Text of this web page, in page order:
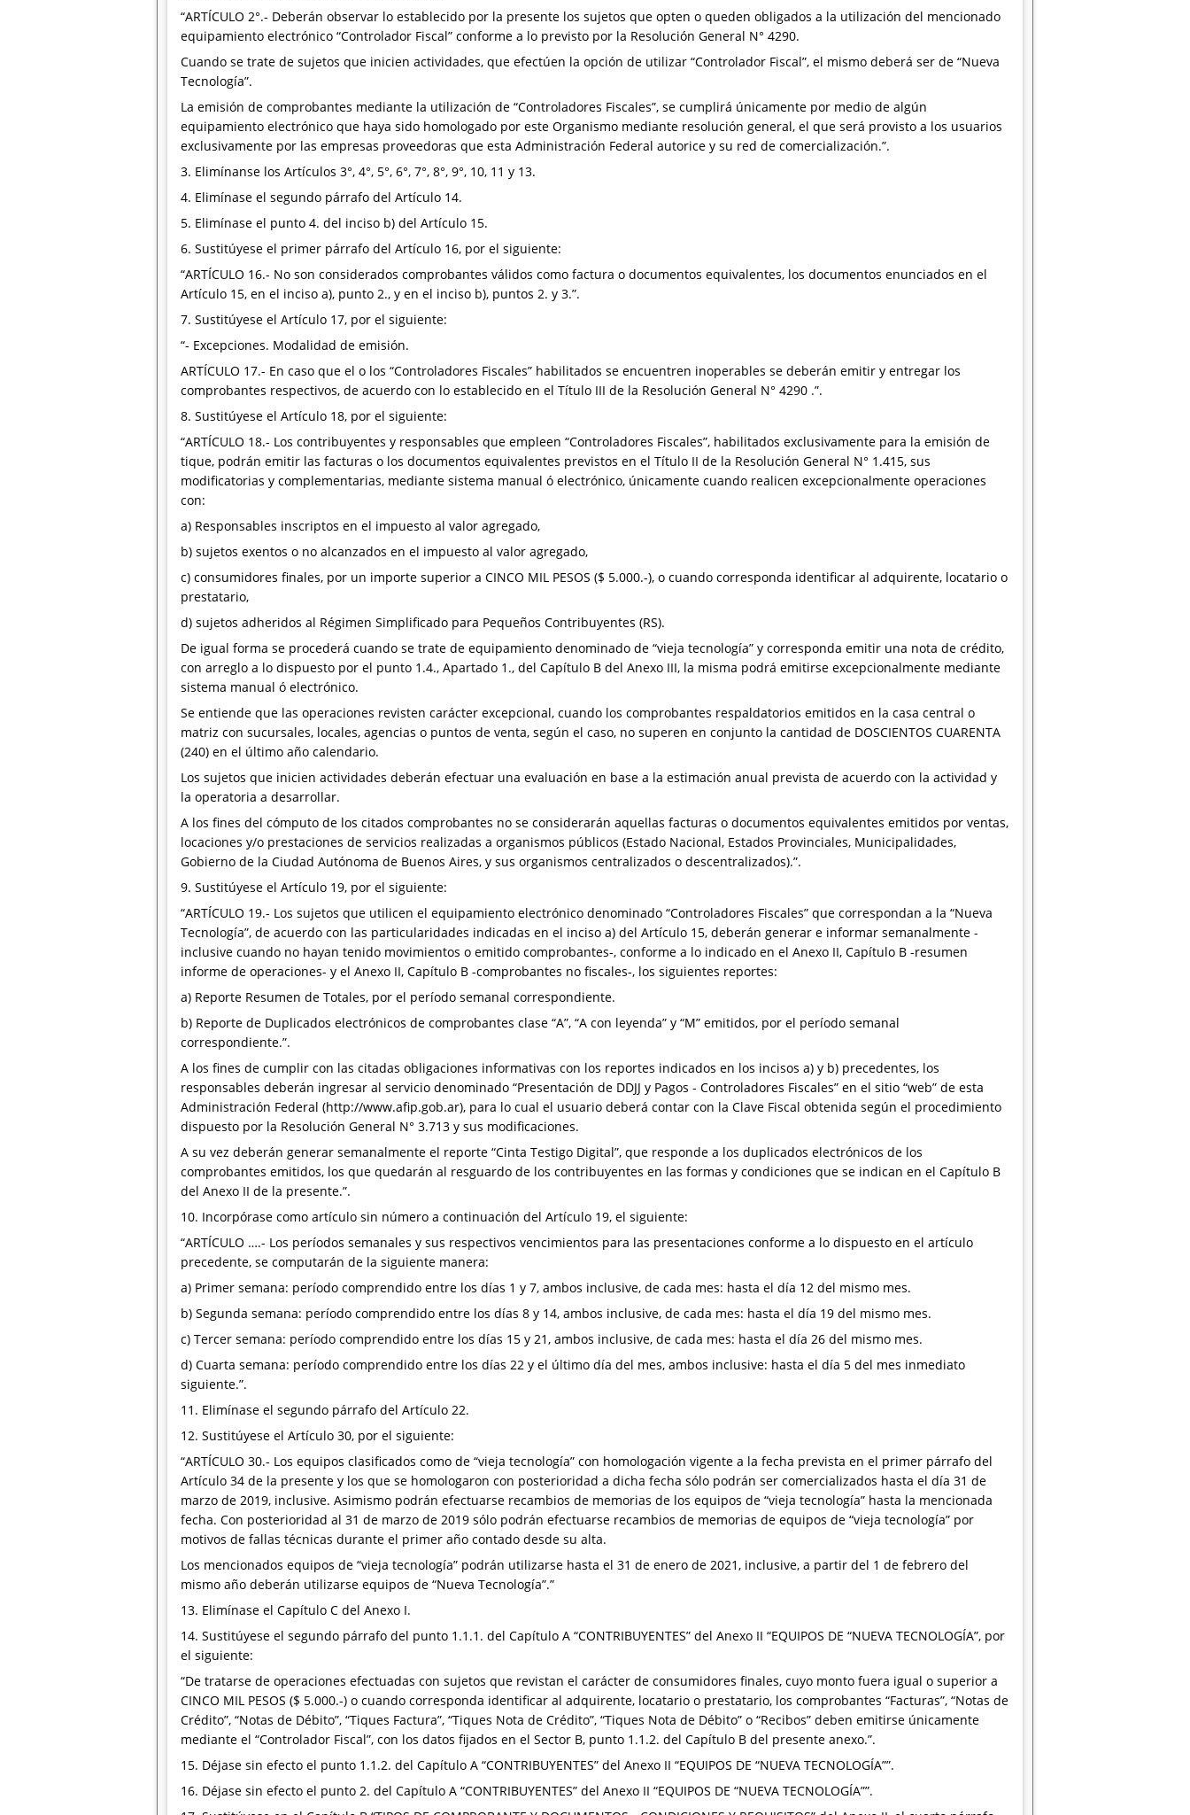
“ARTÍCULO 2°.- Deberán observar lo establecido por la presente los sujetos que opten o queden obligados a la utilización del mencionado
equipamiento electrónico “Controlador Fiscal” conforme a lo previsto por la Resolución General N° 4290.
Cuando se trate de sujetos que inicien actividades, que efectúen la opción de utilizar “Controlador Fiscal”, el mismo deberá ser de “Nueva
Tecnología”.
La emisión de comprobantes mediante la utilización de “Controladores Fiscales”, se cumplirá únicamente por medio de algún
equipamiento electrónico que haya sido homologado por este Organismo mediante resolución general, el que será provisto a los usuarios
exclusivamente por las empresas proveedoras que esta Administración Federal autorice y su red de comercialización.”.
3. Elimínanse los Artículos 3°, 4°, 5°, 6°, 7°, 8°, 9°, 10, 11 y 13.
4. Elimínase el segundo párrafo del Artículo 14.
5. Elimínase el punto 4. del inciso b) del Artículo 15.
6. Sustitúyese el primer párrafo del Artículo 16, por el siguiente:
“ARTÍCULO 16.- No son considerados comprobantes válidos como factura o documentos equivalentes, los documentos enunciados en el
Artículo 15, en el inciso a), punto 2., y en el inciso b), puntos 2. y 3.”.
7. Sustitúyese el Artículo 17, por el siguiente:
“- Excepciones. Modalidad de emisión.
ARTÍCULO 17.- En caso que el o los “Controladores Fiscales” habilitados se encuentren inoperables se deberán emitir y entregar los
comprobantes respectivos, de acuerdo con lo establecido en el Título III de la Resolución General N° 4290 .”.
8. Sustitúyese el Artículo 18, por el siguiente:
“ARTÍCULO 18.- Los contribuyentes y responsables que empleen “Controladores Fiscales”, habilitados exclusivamente para la emisión de
tique, podrán emitir las facturas o los documentos equivalentes previstos en el Título II de la Resolución General N° 1.415, sus
modificatorias y complementarias, mediante sistema manual ó electrónico, únicamente cuando realicen excepcionalmente operaciones
con:
a) Responsables inscriptos en el impuesto al valor agregado,
b) sujetos exentos o no alcanzados en el impuesto al valor agregado,
c) consumidores finales, por un importe superior a CINCO MIL PESOS ($ 5.000.-), o cuando corresponda identificar al adquirente, locatario o
prestatario,
d) sujetos adheridos al Régimen Simplificado para Pequeños Contribuyentes (RS).
De igual forma se procederá cuando se trate de equipamiento denominado de “vieja tecnología” y corresponda emitir una nota de crédito,
con arreglo a lo dispuesto por el punto 1.4., Apartado 1., del Capítulo B del Anexo III, la misma podrá emitirse excepcionalmente mediante
sistema manual ó electrónico.
Se entiende que las operaciones revisten carácter excepcional, cuando los comprobantes respaldatorios emitidos en la casa central o
matriz con sucursales, locales, agencias o puntos de venta, según el caso, no superen en conjunto la cantidad de DOSCIENTOS CUARENTA
(240) en el último año calendario.
Los sujetos que inicien actividades deberán efectuar una evaluación en base a la estimación anual prevista de acuerdo con la actividad y
la operatoria a desarrollar.
A los fines del cómputo de los citados comprobantes no se considerarán aquellas facturas o documentos equivalentes emitidos por ventas,
locaciones y/o prestaciones de servicios realizadas a organismos públicos (Estado Nacional, Estados Provinciales, Municipalidades,
Gobierno de la Ciudad Autónoma de Buenos Aires, y sus organismos centralizados o descentralizados).”.
9. Sustitúyese el Artículo 19, por el siguiente:
“ARTÍCULO 19.- Los sujetos que utilicen el equipamiento electrónico denominado “Controladores Fiscales” que correspondan a la “Nueva
Tecnología”, de acuerdo con las particularidades indicadas en el inciso a) del Artículo 15, deberán generar e informar semanalmente -
inclusive cuando no hayan tenido movimientos o emitido comprobantes-, conforme a lo indicado en el Anexo II, Capítulo B -resumen
informe de operaciones- y el Anexo II, Capítulo B -comprobantes no fiscales-, los siguientes reportes:
a) Reporte Resumen de Totales, por el período semanal correspondiente.
b) Reporte de Duplicados electrónicos de comprobantes clase “A”, “A con leyenda” y “M” emitidos, por el período semanal
correspondiente.”.
A los fines de cumplir con las citadas obligaciones informativas con los reportes indicados en los incisos a) y b) precedentes, los
responsables deberán ingresar al servicio denominado “Presentación de DDJJ y Pagos - Controladores Fiscales” en el sitio “web” de esta
Administración Federal (http://www.afip.gob.ar), para lo cual el usuario deberá contar con la Clave Fiscal obtenida según el procedimiento
dispuesto por la Resolución General N° 3.713 y sus modificaciones.
A su vez deberán generar semanalmente el reporte “Cinta Testigo Digital”, que responde a los duplicados electrónicos de los
comprobantes emitidos, los que quedarán al resguardo de los contribuyentes en las formas y condiciones que se indican en el Capítulo B
del Anexo II de la presente.”.
10. Incorpórase como artículo sin número a continuación del Artículo 19, el siguiente:
“ARTÍCULO ….- Los períodos semanales y sus respectivos vencimientos para las presentaciones conforme a lo dispuesto en el artículo
precedente, se computarán de la siguiente manera:
a) Primer semana: período comprendido entre los días 1 y 7, ambos inclusive, de cada mes: hasta el día 12 del mismo mes.
b) Segunda semana: período comprendido entre los días 8 y 14, ambos inclusive, de cada mes: hasta el día 19 del mismo mes.
c) Tercer semana: período comprendido entre los días 15 y 21, ambos inclusive, de cada mes: hasta el día 26 del mismo mes.
d) Cuarta semana: período comprendido entre los días 22 y el último día del mes, ambos inclusive: hasta el día 5 del mes inmediato
siguiente.”.
11. Elimínase el segundo párrafo del Artículo 22.
12. Sustitúyese el Artículo 30, por el siguiente:
“ARTÍCULO 30.- Los equipos clasificados como de “vieja tecnología” con homologación vigente a la fecha prevista en el primer párrafo del
Artículo 34 de la presente y los que se homologaron con posterioridad a dicha fecha sólo podrán ser comercializados hasta el día 31 de
marzo de 2019, inclusive. Asimismo podrán efectuarse recambios de memorias de los equipos de “vieja tecnología” hasta la mencionada
fecha. Con posterioridad al 31 de marzo de 2019 sólo podrán efectuarse recambios de memorias de equipos de “vieja tecnología” por
motivos de fallas técnicas durante el primer año contado desde su alta.
Los mencionados equipos de “vieja tecnología” podrán utilizarse hasta el 31 de enero de 2021, inclusive, a partir del 1 de febrero del
mismo año deberán utilizarse equipos de “Nueva Tecnología”.”
13. Elimínase el Capítulo C del Anexo I.
14. Sustitúyese el segundo párrafo del punto 1.1.1. del Capítulo A “CONTRIBUYENTES” del Anexo II “EQUIPOS DE “NUEVA TECNOLOGÍA”, por
el siguiente:
“De tratarse de operaciones efectuadas con sujetos que revistan el carácter de consumidores finales, cuyo monto fuera igual o superior a
CINCO MIL PESOS ($ 5.000.-) o cuando corresponda identificar al adquirente, locatario o prestatario, los comprobantes “Facturas”, “Notas de
Crédito”, “Notas de Débito”, “Tiques Factura”, “Tiques Nota de Crédito”, “Tiques Nota de Débito” o “Recibos” deben emitirse únicamente
mediante el “Controlador Fiscal”, con los datos fijados en el Sector B, punto 1.1.2. del Capítulo B del presente anexo.”.
15. Déjase sin efecto el punto 1.1.2. del Capítulo A “CONTRIBUYENTES” del Anexo II “EQUIPOS DE “NUEVA TECNOLOGÍA””.
16. Déjase sin efecto el punto 2. del Capítulo A “CONTRIBUYENTES” del Anexo II “EQUIPOS DE “NUEVA TECNOLOGÍA””.